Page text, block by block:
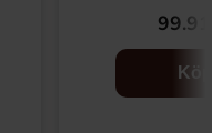
Köp